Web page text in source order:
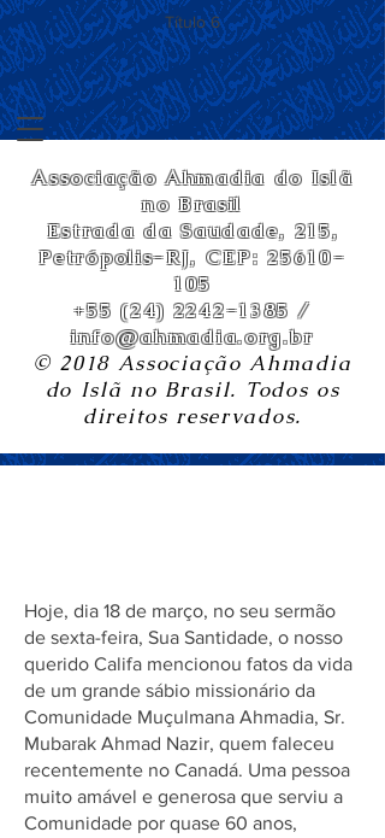
Título 6
Associação Ahmadia do Islã
no Brasil
Estrada da Saudade, 215,
Petrópolis-RJ, CEP:25610-
105
+55 (24) 2242-1385 /
info@ahmadia.org.br
© 2018 Associação Ahmadia
do Islã no Brasil. Todos os
direitos reservados.
Hoje, dia 18 de março, no seu sermão
de sexta-feira, Sua Santidade, o nosso
querido Califa mencionou fatos da vida
de um grande sábio missionário da
Comunidade Muçulmana Ahmadia, Sr.
Mubarak Ahmad Nazir, quem faleceu
recentemente no Canadá. Uma pessoa
muito amável e generosa que serviu a
Comunidade por quase 60 anos,